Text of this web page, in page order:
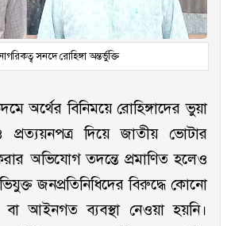
সনদে রোহিঙ্গা অন্তর্ভুক্তি
অর্থের বিনিময়ে রোহিঙ্গাদের ভুয়া
দিয়ে জাতীয় ভোটার
অভিযোগ তদন্তে প্রমাণিত হলেও
জনপ্রতিনিধিদের বিরুদ্ধে কোনো
বা আইনগত ব্যবস্থা নেওয়া হয়নি।